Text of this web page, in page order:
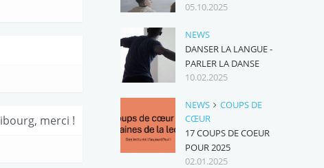
merci !
05.10.2025
NEWS
DANSER LA LANGUE -
PARLER LA DANSE
10.02.2025
NEWS
COUPS DE
CŒUR
17 COUPS DE COEUR
POUR 2025
02.01.2025